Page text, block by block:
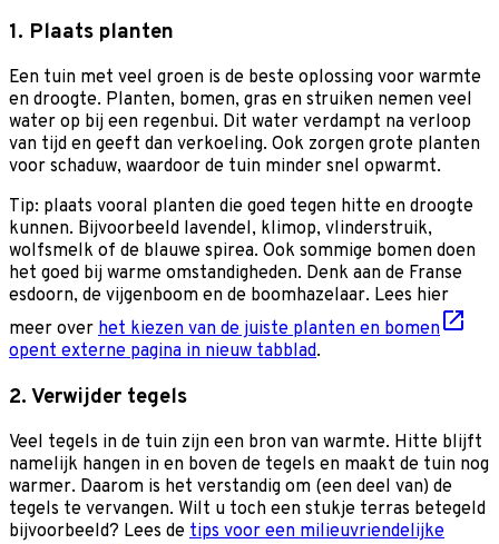
1. Plaats planten
Een tuin met veel groen is de beste oplossing voor warmte
en droogte. Planten, bomen, gras en struiken nemen veel
water op bij een regenbui. Dit water verdampt na verloop
van tijd en geeft dan verkoeling. Ook zorgen grote planten
voor schaduw, waardoor de tuin minder snel opwarmt.
Tip: plaats vooral planten die goed tegen hitte en droogte
kunnen. Bijvoorbeeld lavendel, klimop, vlinderstruik,
wolfsmelk of de blauwe spirea. Ook sommige bomen doen
het goed bij warme omstandigheden. Denk aan de Franse
esdoorn, de vijgenboom en de boomhazelaar. Lees hier
meer over het kiezen van de juiste planten en bomen
opent externe pagina in nieuw tabblad.
2. Verwijder tegels
Veel tegels in de tuin zijn een bron van warmte. Hitte blijft
namelijk hangen in en boven de tegels en maakt de tuin nog
warmer. Daarom is het verstandig om (een deel van) de
tegels te vervangen. Wilt u toch een stukje terras betegeld
bijvoorbeeld? Lees de tips voor een milieuvriendelijke